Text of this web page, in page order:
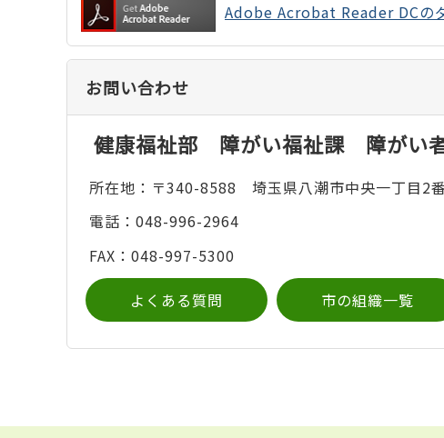
Adobe Acrobat Reader DCの
お問い合わせ
健康福祉部 障がい福祉課 障がい
所在地：〒340-8588 埼玉県八潮市中央一丁目2
電話：048-996-2964
FAX：048-997-5300
よくある質問 市の組織一覧